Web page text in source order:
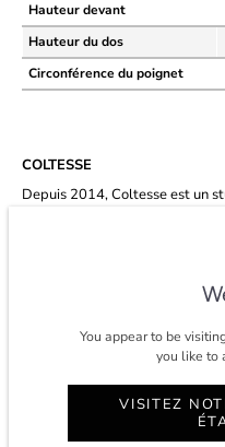
Hauteur devant
Hauteur du dos
Circonférence du poignet
COLTESSE
Depuis 2014, Coltesse est un
You appear to be
you like to
VISITEZ